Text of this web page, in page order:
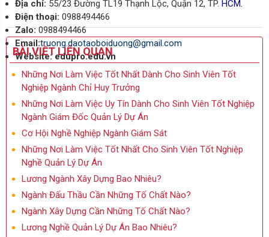
Địa chỉ: 55/23 Đường TL19 Thạnh Lộc, Quận 12, TP. HCM.
Điện thoại: 0988494466
Zalo:0988494466
Email:truong.daotaoboiduong@gmail.com
Website: edupro.edu.vn
BÀI VIẾT LIÊN QUAN
Những Nơi Làm Việc Tốt Nhất Dành Cho Sinh Viên Tốt
Nghiệp Ngành Chỉ Huy Trưởng
Những Nơi Làm Việc Uy Tín Dành Cho Sinh Viên Tốt Nghiệp
Ngành Giám Đốc Quản Lý Dự Án
Cơ Hội Nghề Nghiệp Ngành Giám Sát
Những Nơi Làm Việc Tốt Nhất Cho Sinh Viên Tốt Nghiệp
Nghề Quản Lý Dự Án
Lương Ngành Xây Dựng Bao Nhiêu?
Ngành Đấu Thầu Cần Những Tố Chất Nào?
Ngành Xây Dựng Cần Những Tố Chất Nào?
Lương Nghề Quản Lý Dự Án Bao Nhiêu?